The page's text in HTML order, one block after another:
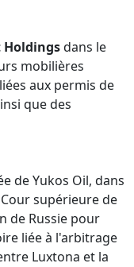
Holdingsdans le
mobilières
aux permis de
que des
de Yukos Oil, dans
supérieure de
de Russie pour
liée à l'arbitrage
Luxtona et la